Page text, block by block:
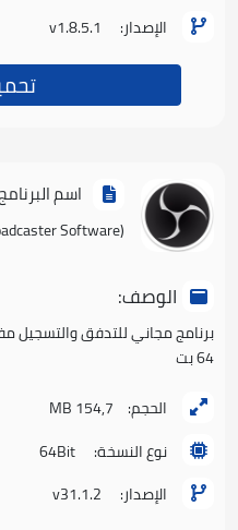
الإصدار:
v1.8.5.1
اسم
(Open Broadcaster Software) OBS Studio
الوصف:
64 بت
الحجم: 154,7 MB
نوع النسخة:
64Bit
الإصدار:
v31.1.2